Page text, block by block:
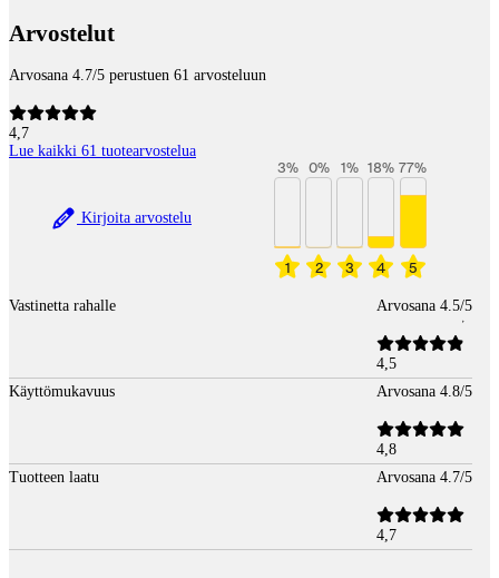
Arvostelut
Arvosana 4.7/5 perustuen 61 arvosteluun
4,7
Lue kaikki 61 tuotearvostelua
Kirjoita arvostelu
1
3%
2
0%
3
1%
4
18%
5
77%
Vastinetta rahalle Arvosana 4.5/5
4,5
Käyttömukavuus
Arvosana 4.8/5
4,8
Tuotteen laatu
Arvosana 4.7/5
4,7